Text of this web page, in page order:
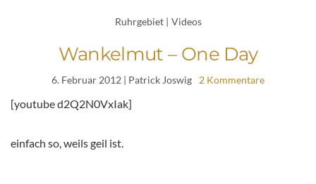
Ruhrgebiet | Videos
Wankelmut – One Day
6. Februar 2012 | Patrick Joswig 2 Kommentare
[youtube d2Q2N0VxIak]
einfach so, weils geil ist.